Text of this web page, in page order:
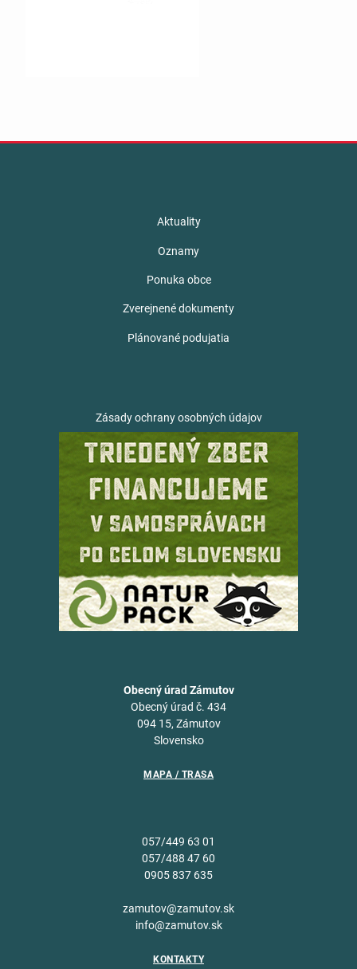
Aktuality
Oznamy
Ponuka obce
Zverejnené dokumenty
Plánované podujatia
Zásady ochrany osobných údajov
Obecný úrad Zámutov
Obecný úrad č. 434
094 15, Zámutov
Slovensko
MAPA / TRASA
057/449 63 01
057/488 47 60
0905 837 635
zamutov@zamutov.sk
info@zamutov.sk
KONTAKTY